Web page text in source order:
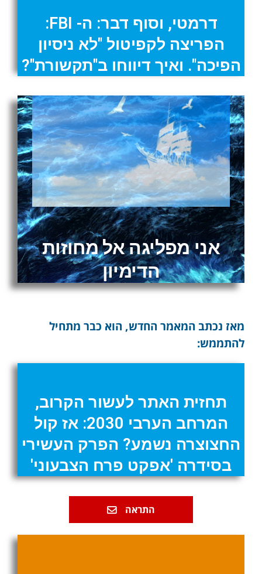
דרמטי, וסוף דבר: ה- FBI:
הפריצה לקפיטול "לא ניסיון
הפיכה". ואיך דיווחו ב"תקשורת"?
אני מפליגה אל מחוזות
הדימיון
מאז נכתב המאמר החדש, הוא כבר מתחיל
להתממש:
תחזית האתר לעשור הקרוב,
המרחב הערבי 2030: אז קול
החצוצרה נשמע? הפרק העשירי
בסידרה 'אפקט פרח הצבעוני'
התראה